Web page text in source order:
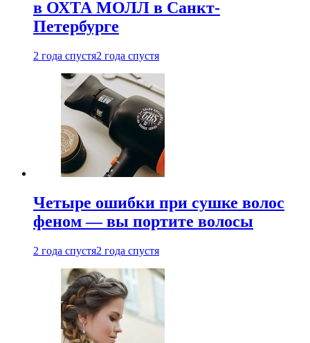
в ОХТА МОЛЛ в Санкт-
Петербурге
2 года спустя2 года спустя
Четыре ошибки при сушке волос
феном — вы портите волосы
2 года спустя2 года спустя